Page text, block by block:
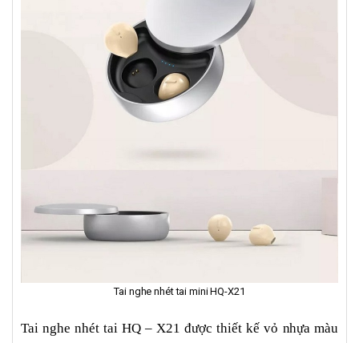
Tai nghe nhét tai mini HQ-X21
Tai nghe nhét tai HQ – X21 được thiết kế vỏ nhựa màu